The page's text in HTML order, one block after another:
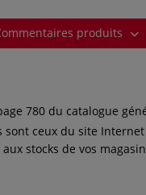
produits
780 du catalogue
sont ceux du site
stocks de vos